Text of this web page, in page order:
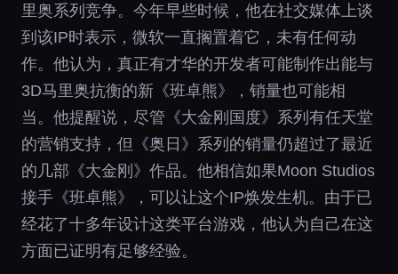
里奥系列竞争。今年早些时候，他在社交媒体上谈
到该IP时表示，微软一直搁置着它，未有任何动
作。他认为，真正有才华的开发者可能制作出能与
3D马里奥抗衡的新《班卓熊》，销量也可能相
当。他提醒说，尽管《大金刚国度》系列有任天堂
的营销支持，但《奥日》系列的销量仍超过了最近
的几部《大金刚》作品。他相信如果Moon Studios
接手《班卓熊》，可以让这个IP焕发生机。由于已
经花了十多年设计这类平台游戏，他认为自己在这
方面已证明有足够经验。